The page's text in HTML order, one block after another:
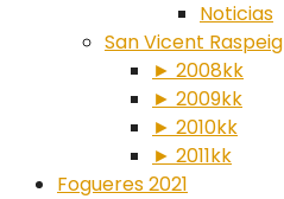
Noticias
San Vicent Raspeig
► 2008kk
► 2009kk
► 2010kk
► 2011kk
Fogueres 2021